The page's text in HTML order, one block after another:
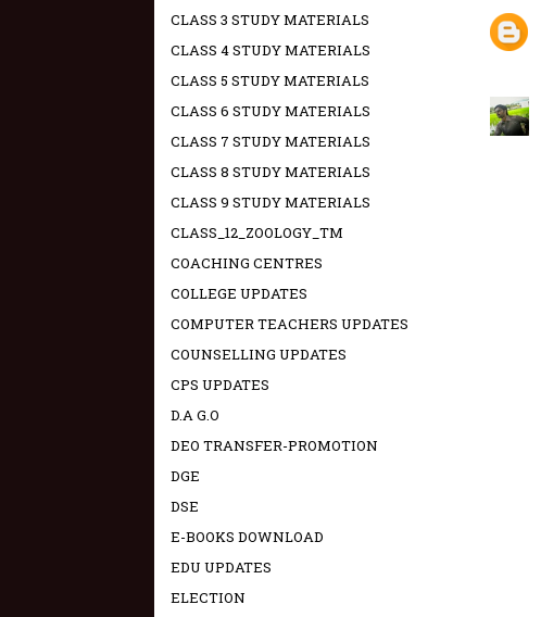
CLASS 3 STUDY MATERIALS
CLASS 4 STUDY MATERIALS
CLASS 5 STUDY MATERIALS
CLASS 6 STUDY MATERIALS
CLASS 7 STUDY MATERIALS
CLASS 8 STUDY MATERIALS
CLASS 9 STUDY MATERIALS
CLASS_12_ZOOLOGY_TM
COACHING CENTRES
COLLEGE UPDATES
COMPUTER TEACHERS UPDATES
COUNSELLING UPDATES
CPS UPDATES
D.A G.O
DEO TRANSFER-PROMOTION
DGE
DSE
E-BOOKS DOWNLOAD
EDU UPDATES
ELECTION